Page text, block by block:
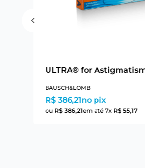
ULTRA® for
BAUSCH&LOMB
R$ 386,21no pix
ou R$ 386,21em até7x R$ 55,17